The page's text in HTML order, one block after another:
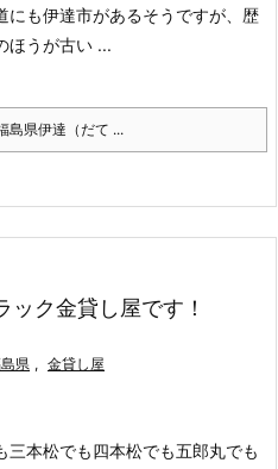
にも伊達市があるそうですが、歴
ほうが古い ...
島県伊達（だて ...
ク金貸し屋です！
県 , 金貸し屋
三本松でも四本松でも五郎丸でも